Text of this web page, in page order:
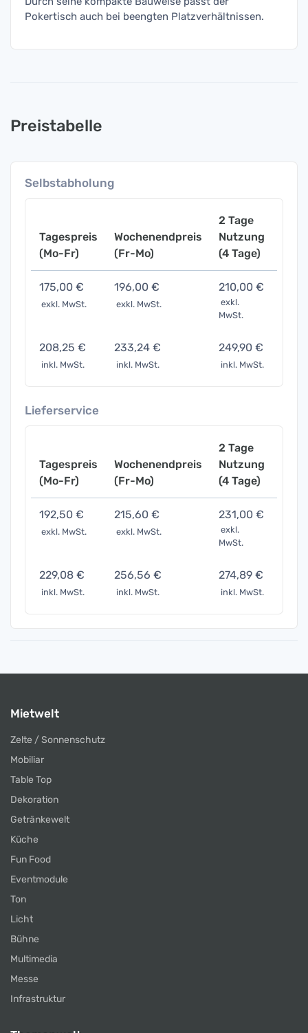
Pokertisch auch bei beengten Platzverhältnissen.
Preistabelle
Selbstabholung
Tagespreis
(Mo-Fr)
Wochenendpreis
(Fr-Mo)
2 Tage
Nutzung
(4 Tage)
175,00 €
exkl. MwSt.
196,00 €
exkl. MwSt.
210,00 €
exkl.
MwSt.
208,25 €
inkl. MwSt.
233,24 €
inkl. MwSt.
249,90 €
inkl. MwSt.
Lieferservice
Tagespreis
(Mo-Fr)
Wochenendpreis
(Fr-Mo)
2 Tage
Nutzung
(4 Tage)
192,50 €
exkl. MwSt.
215,60 €
exkl. MwSt.
231,00 €
exkl.
MwSt.
229,08 €
inkl. MwSt.
256,56 €
inkl. MwSt.
274,89 €
inkl. MwSt.
Mietwelt
Zelte / Sonnenschutz
Mobiliar
Table Top
Dekoration
Getränkewelt
Küche
Fun Food
Eventmodule
Ton
Licht
Bühne
Multimedia
Messe
Infrastruktur